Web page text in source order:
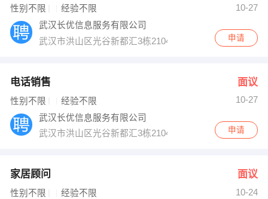
性别不限 经验不限
10-27
武汉长优信息服务有限公司
武汉市洪山区光谷新都汇3栋2104室
申请
电话销售 面议
性别不限 经验不限
10-27
武汉长优信息服务有限公司
武汉市洪山区光谷新都汇3栋2104室
申请
家居顾问 面议
性别不限 经验不限
10-24